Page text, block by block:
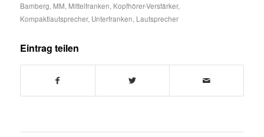
Bamberg, MM, Mittelfranken, Kopfhörer-Verstärker,
Kompaktlautsprecher, Unterfranken, Lautsprecher
Eintrag teilen